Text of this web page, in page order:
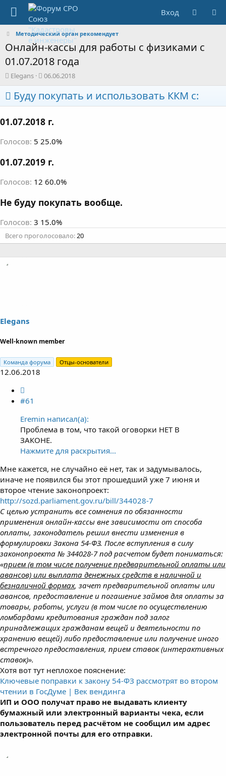
Вход
Методический орган рекомендует
Онлайн-кассы для работы с физиками с
01.07.2018 года
А
в
т
м
Elegans
Д
а
т
а
а
а
а
06.06.2018
Буду покупать и использовать ККМ с:
01.07.2018 г.
Голосов: 5 25.0%
01.07.2019 г.
Голосов: 12 60.0%
Не буду покупать вообще.
Голосов: 3 15.0%
Всего проголосовало 20
Elegans
Well-known member
Команда форума Отцы-основатели
12.06.2018
#61
Eremin написал(а):
Проблема в том, что такой оговорки НЕТ В
ЗАКОНЕ.
Нажмите для раскрытия...
Мне кажется, не случайно её нет, так и задумывалось,
иначе не появился бы этот прошедший уже 7 июня и
второе чтение законопроект:
http://sozd.parliament.gov.ru/bill/344028-7
С целью устранить все сомнения по обязанности
применения онлайн-кассы вне зависимости от способа
оплаты, законодатель решил внести изменения в
формулировки Закона 54-ФЗ. После вступления в силу
законопроекта № 344028-7 под расчетом будет пониматься:
«прием (в том числе получение предварительной оплаты или
авансов) или выплата денежных средств в наличной и
безналичной формах, зачет предварительной оплаты или
авансов, предоставление и погашение займов для оплаты за
товары, работы, услуги (в том числе по осуществлению
ломбардами кредитования граждан под залог
принадлежащих гражданам вещей и деятельности по
хранению вещей) либо предоставление или получение иного
встречного предоставления, прием ставок (интерактивных
ставок)».
Хотя вот тут неплохое пояснение:
Ключевые поправки к закону 54-ФЗ рассмотрят во втором
чтении в ГосДуме | Век вендинга
ИП и ООО получат право не выдавать клиенту
бумажный или электронный варианты чека, если
пользователь перед расчётом не сообщил им адрес
электронной почты для его отправки.